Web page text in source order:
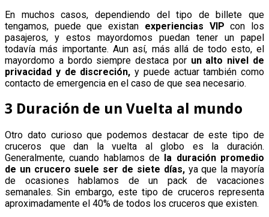
En muchos casos, dependiendo del tipo de billete que
tengamos, puede que existan experiencias VIPcon los
pasajeros, y estos mayordomos puedan tener un papel
todavía más importante. Aun así, más allá de todo esto, el
mayordomo a bordo siempre destaca por un alto nivel de
privacidad y de discreción, y puede actuar también como
contacto de emergencia en el caso de que sea necesario.
3 Duración de un Vuelta al mundo
Otro dato curioso que podemos destacar de este tipo de
cruceros que dan la vuelta al globo es la duración.
Generalmente, cuando hablamos de
la duración promedio
de un crucero suele ser de siete días,ya que la mayoría
de ocasiones hablamos de un pack de vacaciones
semanales. Sin embargo, este tipo de cruceros representa
aproximadamente el 40% de todos los cruceros que existen.